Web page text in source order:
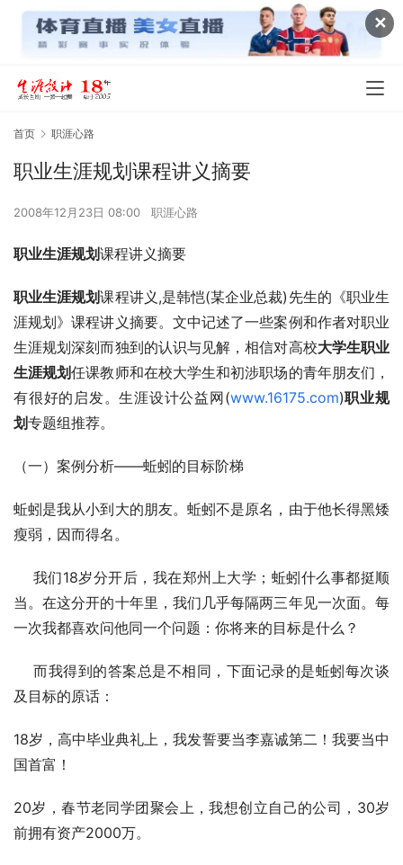
✕
首页 职涯心路
职业生涯规划课程讲义摘要
2008年12月23日 08:00 职涯心路
职业生涯规划课程讲义摘要
职业生涯规划课程讲义,是韩恺(某企业总裁)先生的《职业生
涯规划》课程讲义摘要。文中记述了一些案例和作者对职业
生涯规划深刻而独到的认识与见解，相信对高校大学生职业
生涯规划任课教师和在校大学生和初涉职场的青年朋友们，
有很好的启发。生涯设计公益网(www.16175.com)职业规
划专题组推荐。
（一）案例分析——蚯蚓的目标阶梯
蚯蚓是我从小到大的朋友。蚯蚓不是原名，由于他长得黑矮
瘦弱，因而得名。
我们18岁分开后，我在郑州上大学；蚯蚓什么事都挺顺
当。在这分开的十年里，我们几乎每隔两三年见一次面。每
一次我都喜欢问他同一个问题：你将来的目标是什么？
而我得到的答案总是不相同，下面记录的是蚯蚓每次谈
及目标的原话：
18岁，高中毕业典礼上，我发誓要当李嘉诚第二！我要当中
国首富！
20岁，春节老同学团聚会上，我想创立自己的公司，30岁
前拥有资产2000万。